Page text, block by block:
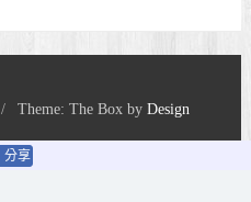
分享
/ Theme: The Box byDesign